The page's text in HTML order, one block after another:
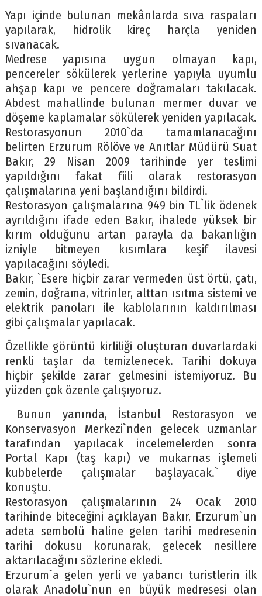
Yapı içinde bulunan mekânlarda sıva raspaları
yapılarak, hidrolik kireç harçla yeniden
sıvanacak.
Medrese yapısına uygun olmayan kapı,
pencereler sökülerek yerlerine yapıyla uyumlu
ahşap kapı ve pencere doğramaları takılacak.
Abdest mahallinde bulunan mermer duvar ve
döşeme kaplamalar sökülerek yeniden yapılacak.
Restorasyonun 2010`da tamamlanacağını
belirten Erzurum Rölöve ve Anıtlar Müdürü Suat
Bakır, 29 Nisan 2009 tarihinde yer teslimi
yapıldığını fakat fiili olarak restorasyon
çalışmalarına yeni başlandığını bildirdi.
Restorasyon çalışmalarına 949 bin TL`lik ödenek
ayrıldığını ifade eden Bakır, ihalede yüksek bir
kırım olduğunu artan parayla da bakanlığın
izniyle bitmeyen kısımlara keşif ilavesi
yapılacağını söyledi.
Bakır, `Esere hiçbir zarar vermeden üst örtü, çatı,
zemin, doğrama, vitrinler, alttan ısıtma sistemi ve
elektrik panoları ile kablolarının kaldırılması
gibi çalışmalar yapılacak.
Özellikle görüntü kirliliği oluşturan duvarlardaki
renkli taşlar da temizlenecek. Tarihi dokuya
hiçbir şekilde zarar gelmesini istemiyoruz. Bu
yüzden çok özenle çalışıyoruz.
Bunun yanında, İstanbul Restorasyon ve
Konservasyon Merkezi`nden gelecek uzmanlar
tarafından yapılacak incelemelerden sonra
Portal Kapı (taş kapı) ve mukarnas işlemeli
kubbelerde çalışmalar başlayacak.` diye
konuştu.
Restorasyon çalışmalarının 24 Ocak 2010
tarihinde biteceğini açıklayan Bakır, Erzurum`un
adeta sembolü haline gelen tarihi medresenin
tarihi dokusu korunarak, gelecek nesillere
aktarılacağını sözlerine ekledi.
Erzurum`a gelen yerli ve yabancı turistlerin ilk
olarak Anadolu`nun en büyük medresesi olan